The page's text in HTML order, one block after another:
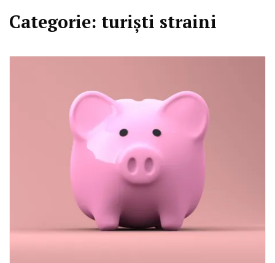
Categorie: turiști straini